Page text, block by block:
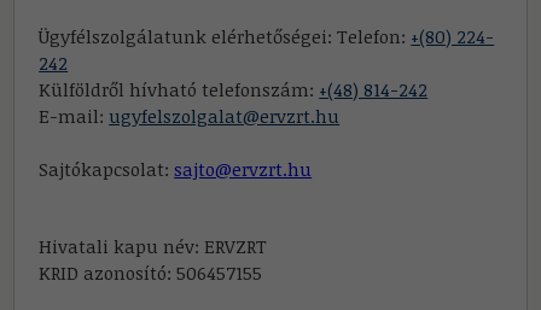
Ügyfélszolgálatunk elérhetőségei: Telefon: +(80) 224-
242
Külföldről hívható telefonszám: +(48) 814-242
E-mail:ugyfelszolgalat@ervzrt.hu
Sajtókapcsolat:sajto@ervzrt.hu
Hivatali kapu név: ERVZRT
KRID azonosító: 506457155